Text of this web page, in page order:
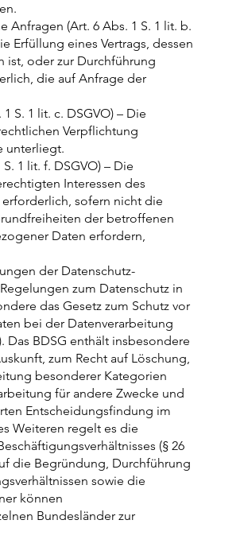
Anfragen (Art. 6 Abs. 1 S. 1 lit. b.
Erfüllung eines Vertrags, dessen
ist, oder zur Durchführung
die auf Anfrage der
S. 1 lit. c. DSGVO) – Die
Verpflichtung
unterliegt.
1 lit. f. DSGVO) – Die
Interessen des
sofern nicht die
der betroffenen
Daten erfordern,
der Datenschutz-
zum Datenschutz in
das Gesetz zum Schutz vor
bei der Datenverarbeitung
Das BDSG enthält insbesondere
zum Recht auf Löschung,
besonderer Kategorien
für andere Zwecke und
Entscheidungsfindung im
Weiteren regelt es die
(§ 26
die Begründung, Durchführung
sowie die
können
Bundesländer zur